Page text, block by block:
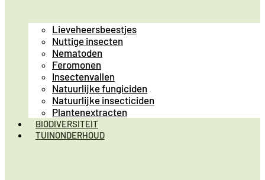
Lieveheersbeestjes
Nuttige insecten
Nematoden
Feromonen
Insectenvallen
Natuurlijke fungiciden
Natuurlijke insecticiden
Plantenextracten
BIODIVERSITEIT
TUINONDERHOUD